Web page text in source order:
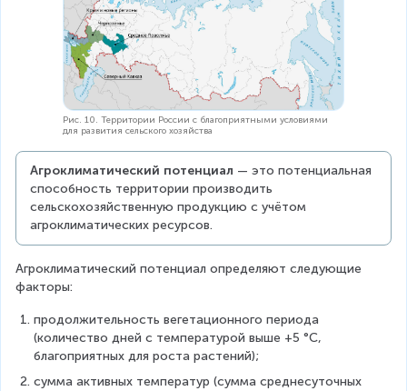
Рис. 10. Территории России с благоприятными условиями
для развития сельского хозяйства
Агроклиматический потенциал — это потенциальная
способность территории производить
сельскохозяйственную продукцию с учётом
агроклиматических ресурсов.
Агроклиматический потенциал определяют следующие
факторы:
продолжительность вегетационного периода
(количество дней с температурой выше +5 °С,
благоприятных для роста растений);
сумма активных температур (сумма среднесуточных